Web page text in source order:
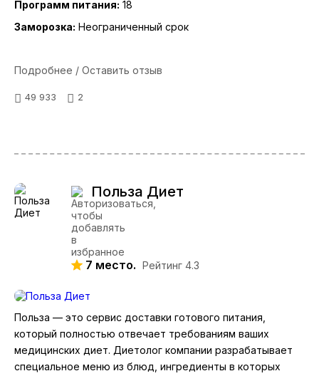
Программ питания: 18
Заморозка: Неограниченный срок
Подробнее / Оставить отзыв
49 933 2
Польза Диет
7 место. Рейтинг 4.3
Польза — это сервис доставки готового питания,
который полностью отвечает требованиям ваших
медицинских диет. Диетолог компании разрабатывает
специальное меню из блюд, ингредиенты в которых